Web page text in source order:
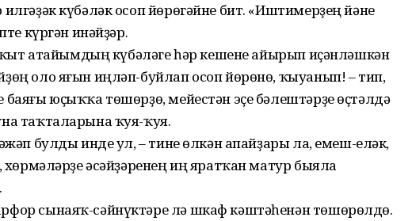
күбәләк осоп йөрөгәйне бит. «Иштимерҙең йәне
күргән инәйҙәр.
атайымдың күбәләге һәр кешене айырып иҫәнләшкән
оло яғын иңләп-буйлап осоп йөрөнө, ҡыуанып! – тип,
юҫыҡҡа төшөрҙө, мейестән эҫе бәлештәрҙе өҫтәлдә
таҡталарына ҡуя-ҡуя.
булды инде ул, – тине өлкән апайҙары ла, емеш-еләк,
хөрмәләрҙе әсәйҙәренең иң яратҡан матур быяла
сынаяҡ-сәйнүктәре лә шкаф кәштәһенән төшөрөлдө.